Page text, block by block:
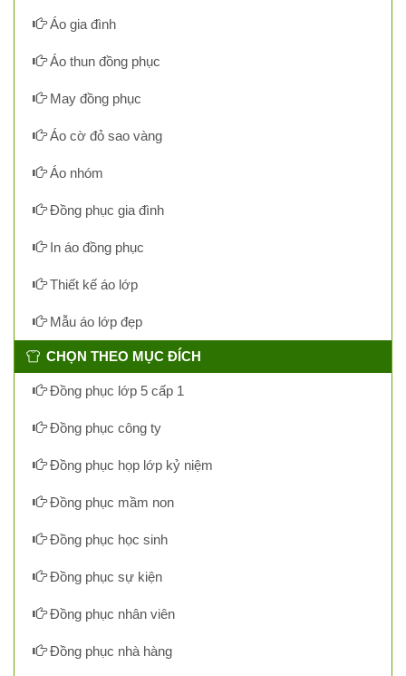
Áo gia đình
Áo thun đồng phục
May đồng phục
Áo cờ đỏ sao vàng
Áo nhóm
Đồng phục gia đình
In áo đồng phục
Thiết kế áo lớp
Mẫu áo lớp đẹp
CHỌN THEO MỤC ĐÍCH
Đồng phục lớp 5 cấp 1
Đồng phục công ty
Đồng phục họp lớp kỷ niệm
Đồng phục mầm non
Đồng phục học sinh
Đồng phục sự kiện
Đồng phục nhân viên
Đồng phục nhà hàng